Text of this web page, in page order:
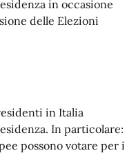
in occasione
delle Elezioni
in Italia
In particolare:
possono votare per i